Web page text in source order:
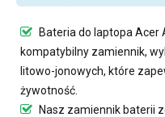
Bateria do laptopa Acer
kompatybilny zamiennik,
litowo-jonowych, które
żywotność.
Nasz zamiennik baterii